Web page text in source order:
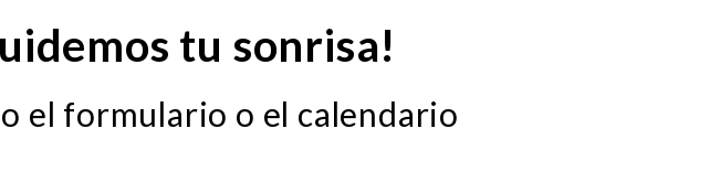
tu sonrisa!
el formulario o el calendario